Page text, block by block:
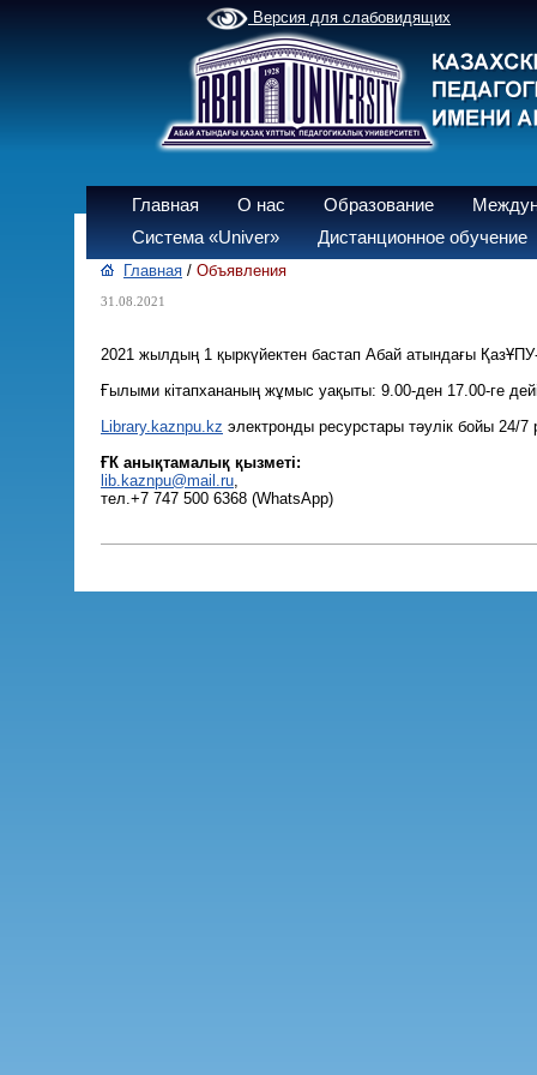
Версия для слабовидящих
Главная О нас Образование
Система «Univer»
Дистанционное обучение
Главная / Объявления
31.08.2021
2021 жылдың 1 қыркүйектен бастап Абай атындағы
Ғылыми кітапхананың жұмыс уақыты: 9.00-ден 17.00-ге
Library.kaznpu.kz электронды ресурстары тәулік бойы 24/7
ҒК анықтамалық қызметі:
lib.kaznpu@mail.ru,
тел.+7 747 500 6368 (WhatsApp)